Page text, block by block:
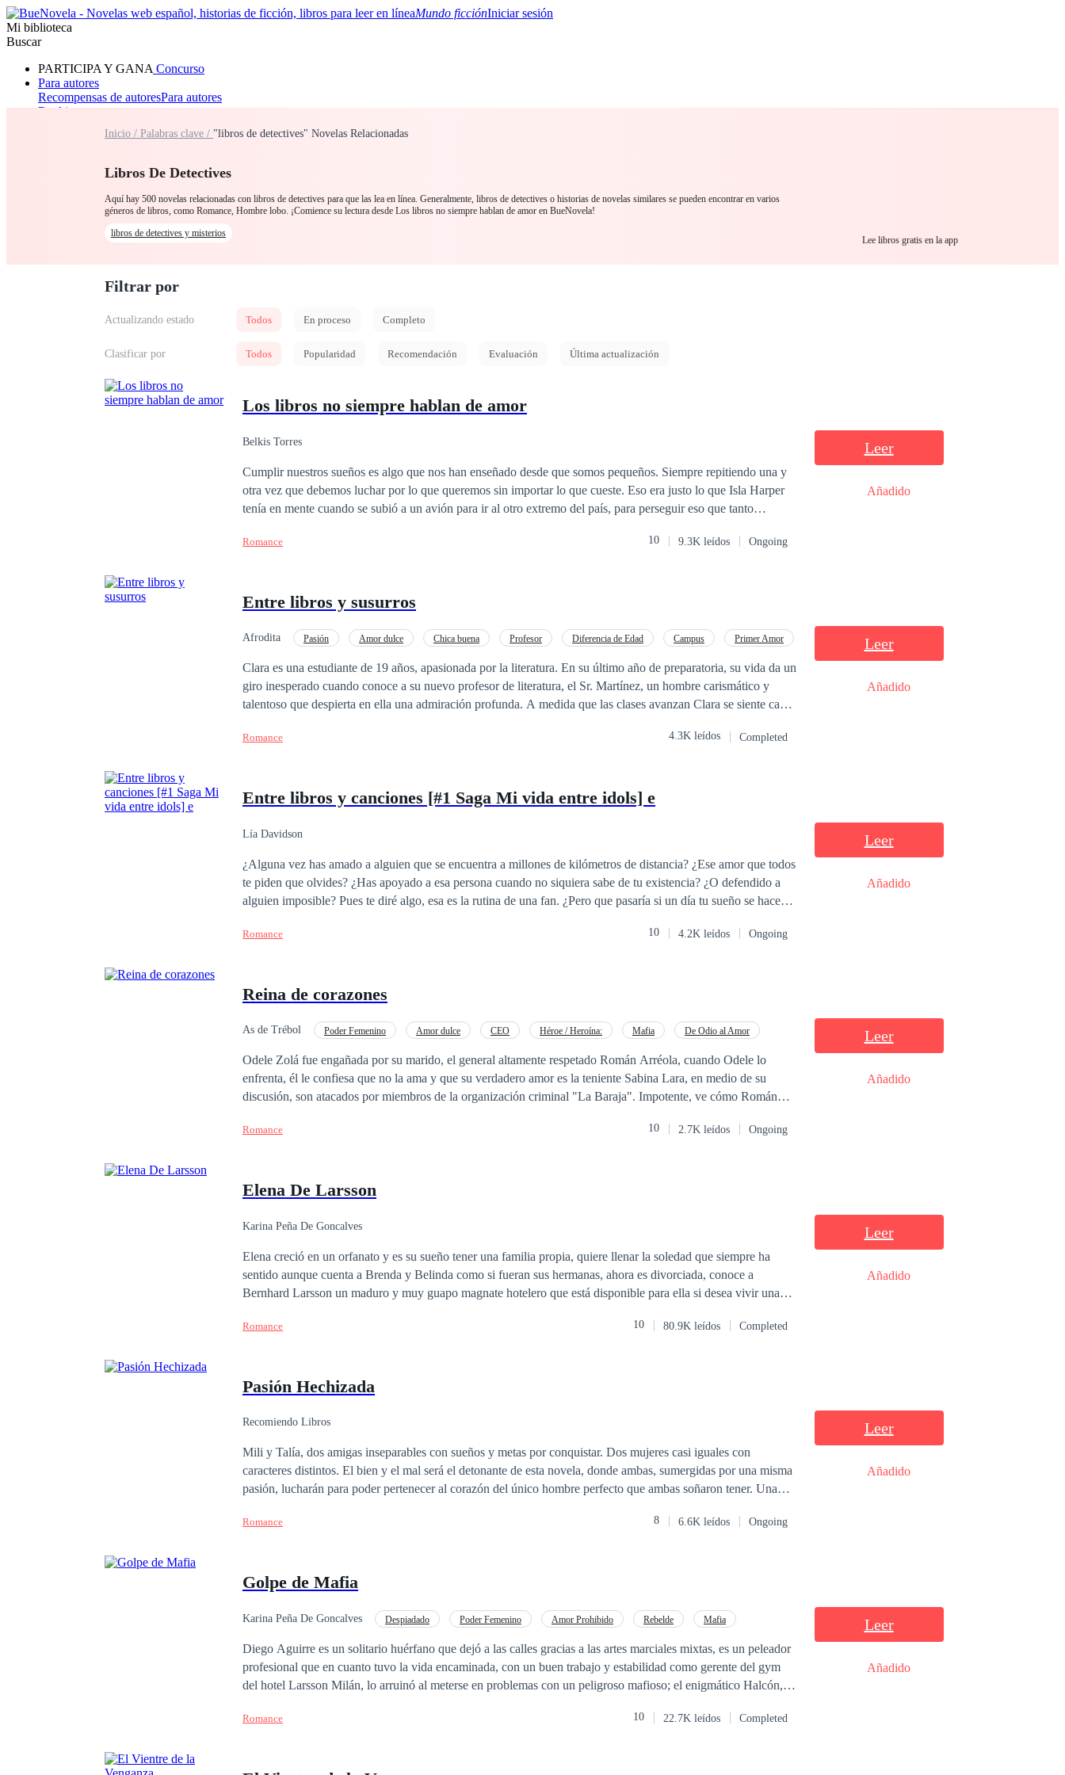
Mundo ficciónIniciar sesión
Mi biblioteca
Buscar
PARTICIPA Y GANA Concurso
Para autores
Recompensas de autoresPara autores
Ranking
RomanceHombre loboMafiaSistema
Inicio / Palabras clave / "libros de detectives" Novelas Relacionadas
Libros De Detectives
Aquí hay 500 novelas relacionadas con libros de detectives para que las lea en línea. Generalmente, libros de detectives o historias de novelas similares se pueden encontrar en varios
géneros de libros, como Romance, Hombre lobo. ¡Comience su lectura desde Los libros no siempre hablan de amor en BueNovela!
libros de detectives y misterios
Lee libros gratis en la app
Filtrar por
Actualizando estado Todos En proceso Completo
Clasificar por Todos Popularidad Recomendación Evaluación Última actualización
Los libros no siempre hablan de amor
Belkis Torres
Cumplir nuestros sueños es algo que nos han enseñado desde que somos pequeños. Siempre repitiendo una y
otra vez que debemos luchar por lo que queremos sin importar lo que cueste. Eso era justo lo que Isla Harper
tenía en mente cuando se subió a un avión para ir al otro extremo del país, para perseguir eso que tanto
vendrían muchas cosas más, nuevas amistades, nuevos gustos, pero sobre todo, algo sobre lo que solamente
Romance 10 9.3K leídos Ongoing
Leer
Añadido
Entre libros y susurros
Afrodita Pasión Amor dulce Chica buena Profesor Diferencia de Edad Campus Primer Amor
Clara es una estudiante de 19 años, apasionada por la literatura. En su último año de preparatoria, su vida da un
giro inesperado cuando conoce a su nuevo profesor de literatura, el Sr. Martínez, un hombre carismático y
talentoso que despierta en ella una admiración profunda. A medida que las clases avanzan Clara se siente cada
Romance 4.3K leídos Completed
Leer
Añadido
Entre libros y canciones [#1 Saga Mi vida entre idols] e
Lía Davidson
¿Alguna vez has amado a alguien que se encuentra a millones de kilómetros de distancia? ¿Ese amor que todos
te piden que olvides? ¿Has apoyado a esa persona cuando no siquiera sabe de tu existencia? ¿O defendido a
alguien imposible? Pues te diré algo, esa es la rutina de una fan. ¿Pero que pasaría si un día tu sueño se hace
mejor renunciar a todo.
Romance 10 4.2K leídos Ongoing
Leer
Añadido
Reina de corazones
As de Trébol Poder Femenino Amor dulce CEO Héroe / Heroína: Mafia
De Odio al Amor
Odele Zolá fue engañada por su marido, el general altamente respetado Román Arréola, cuando Odele lo
enfrenta, él le confiesa que no la ama y que su verdadero amor es la teniente Sabina Lara, en medio de su
discusión, son atacados por miembros de la organización criminal "La Baraja". Impotente, ve cómo Román
que morirá y a Odele se le rompe el corazón una vez más. Más tarde, Odele despierta en un basurero en otro
hicieron.
Romance 10 2.7K leídos Ongoing
Leer
Añadido
Elena De Larsson
Karina Peña De Goncalves
Elena creció en un orfanato y es su sueño tener una familia propia, quiere llenar la soledad que siempre ha
sentido aunque cuenta a Brenda y Belinda como si fueran sus hermanas, ahora es divorciada, conoce a
Bernhard Larsson un maduro y muy guapo magnate hotelero que está disponible para ella si desea vivir una
apuesto arquitecto y ella no podrá resistirse a entregarse a la aventura. ¿Qué hará Elena al estar entre estos
Romance 10 80.9K leídos Completed
Leer
Añadido
Pasión Hechizada
Recomiendo Libros
Mili y Talía, dos amigas inseparables con sueños y metas por conquistar. Dos mujeres casi iguales con
caracteres distintos. El bien y el mal será el detonante de esta novela, donde ambas, sumergidas por una misma
pasión, lucharán para poder pertenecer al corazón del único hombre perfecto que ambas soñaron tener. Una
pasión hechizada.
Romance 8 6.6K leídos Ongoing
Leer
Añadido
Golpe de Mafia
Karina Peña De Goncalves Despiadado Poder Femenino Amor Prohibido Rebelde
Mafia
Diego Aguirre es un solitario huérfano que dejó a las calles gracias a las artes marciales mixtas, es un peleador
profesional que en cuanto tuvo la vida encaminada, con un buen trabajo y estabilidad como gerente del gym
del hotel Larsson Milán, lo arruinó al meterse en problemas con un peligroso mafioso; el enigmático Halcón,
millonaria, hermosa y valiente que ha sido desde siempre una tentación para él, sus caminos no tendrían que
Romance 10 22.7K leídos Completed
Leer
Añadido